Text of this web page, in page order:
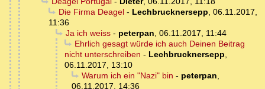
Die Firma Deagel- Lechbrucknersepp, 06.11.2017,
11:36
Ja ich weiss- peterpan, 06.11.2017, 11:44
Ehrlich gesagt würde ich auch Deinen Beitrag
nicht unterschreiben - Lechbrucknersepp,
06.11.2017, 13:10
Warum ich ein "Nazi" bin - peterpan,
06.11.2017, 14:36